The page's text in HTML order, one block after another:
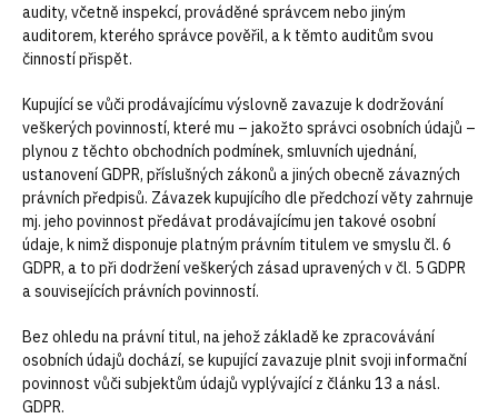
audity, včetně inspekcí, prováděné správcem nebo jiným
auditorem, kterého správce pověřil, a k těmto auditům svou
činností přispět.
Kupující se vůči prodávajícímu výslovně zavazuje k dodržování
veškerých povinností, které mu – jakožto správci osobních údajů –
plynou z těchto obchodních podmínek, smluvních ujednání,
ustanovení GDPR, příslušných zákonů a jiných obecně závazných
právních předpisů. Závazek kupujícího dle předchozí věty zahrnuje
mj. jeho povinnost předávat prodávajícímu jen takové osobní
údaje, k nimž disponuje platným právním titulem ve smyslu čl. 6
GDPR, a to při dodržení veškerých zásad upravených v čl. 5 GDPR
a souvisejících právních povinností.
Bez ohledu na právní titul, na jehož základě ke zpracovávání
osobních údajů dochází, se kupující zavazuje plnit svoji informační
povinnost vůči subjektům údajů vyplývající z článku 13 a násl.
GDPR.